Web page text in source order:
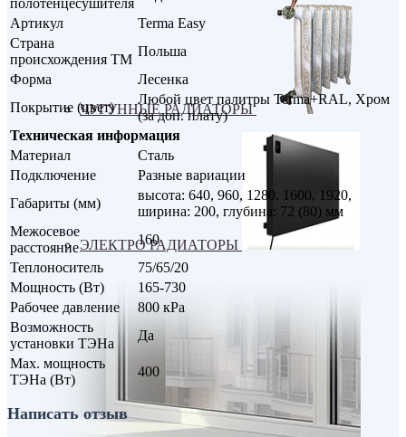
ЧУГУННЫЕ РАДИАТОРЫ
ЭЛЕКТРО РАДИАТОРЫ
полотенцесушителя
Артикул
Terma Easy
Страна
происхождения ТМ
Польша
Форма
Лесенка
Покрытие (цвет)
Любой цвет палитры Terma+RAL, Хром
(за доп. плату)
Техническая информация
Материал
Сталь
Подключение
Разные вариации
Габариты (мм)
высота: 640, 960, 1280, 1600, 1920,
ширина: 200, глубина: 72 (80) мм
Межосевое
расстояние
160
Теплоноситель
75/65/20
Мощность (Вт)
165-730
Рабочее давление
800 кРа
Возможность
установки ТЭНа
Да
Max. мощность
ТЭНа (Вт)
400
Написать отзыв